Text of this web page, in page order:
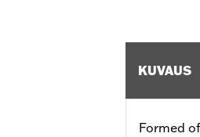
KUVAUS
Formed